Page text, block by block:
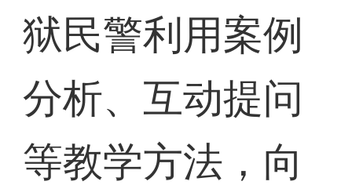
狱民警利用案例
分析、互动提问
等教学方法，向